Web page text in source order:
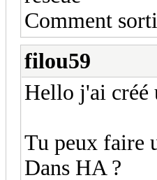
Comment
filou59
Hello j'ai créé
Tu peux faire
Dans HA ?